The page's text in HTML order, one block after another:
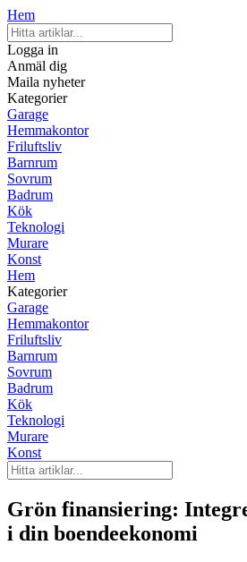
Hem
Logga in
Anmäl dig
Maila nyheter
Kategorier
Garage
Hemmakontor
Friluftsliv
Barnrum
Sovrum
Badrum
Kök
Teknologi
Murare
Konst
Hem
Kategorier
Garage
Hemmakontor
Friluftsliv
Barnrum
Sovrum
Badrum
Kök
Teknologi
Murare
Konst
Grön finansiering:
i din boendeekonomi